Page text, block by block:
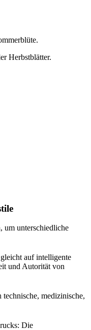
Herbstblätter.
um unterschiedliche
auf intelligente
und Autorität von
technische, medizinische,
Die